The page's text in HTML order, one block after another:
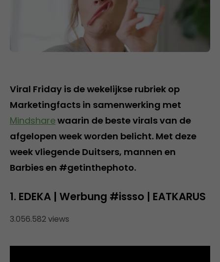
Viral Friday is de wekelijkse rubriek op
Marketingfacts in samenwerking met
Mindsharewaarin de beste virals van de
afgelopen week worden belicht. Met deze
week vliegende Duitsers, mannen en
Barbies en #getinthephoto.
1. EDEKA | Werbung #issso | EATKARUS
3.056.582 views